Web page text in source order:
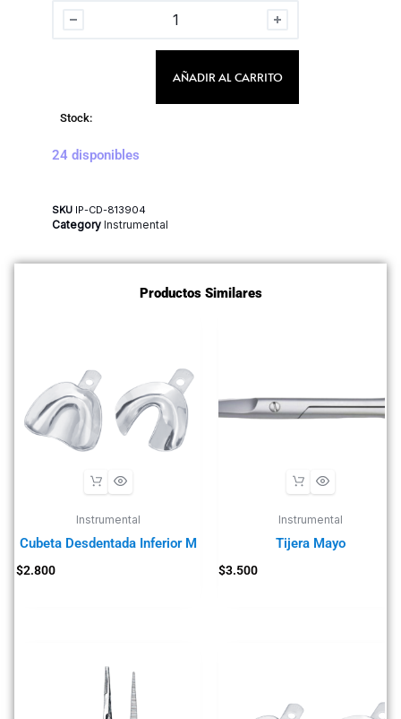
AÑADIR AL CARRITO
Stock:
24 disponibles
SKU IP-CD-813904
Category Instrumental
Productos Similares
Instrumental
Cubeta Desdentada Inferior M
$2.800
Instrumental
Tijera Mayo
$3.500